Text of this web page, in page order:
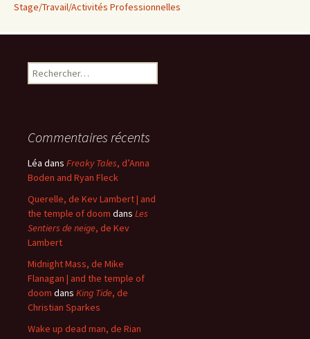
Stage/Travail/Activités Professionnelles
Rechercher :
Commentaires récents
Léa dans Freaky Tales, d’Anna
Boden and Ryan Fleck
Querelle, de Kev Lambert | and
the temple of doom dans Les
Sentiers de neige, de Kev
Lambert
Midnight Mass, de Mike
Flanagan | and the temple of
doom dans King Tide, de
Christian Sparkes
Wake up dead man, de Rian